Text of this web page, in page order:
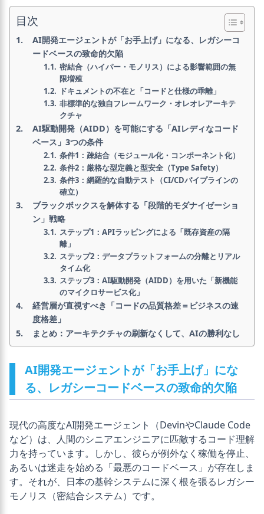
目次
AI開発エージェントが「お手上げ」になる、レガシーコ
ードベースの致命的欠陥
密結合（ハイパー・モノリス）による影響範囲の無
限増殖
ドキュメントの不在と「コードと仕様の乖離」
非標準的な独自フレームワーク・オレオレアーキテ
クチャ
AI駆動開発（AIDD）を可能にする「AIレディなコード
ベース」3つの条件
条件1：疎結合（モジュール化・コンポーネント化）
条件2：厳格な型定義と型安全（Type Safety）
条件3：網羅的な自動テスト（CI/CDパイプラインの
確立）
ブラックボックスを解体する「段階的モダナイゼーショ
ン」戦略
ステップ1：APIラッピングによる「既存資産の隔
離」
ステップ2：データプラットフォームの分離とリアル
タイム化
ステップ3：AI駆動開発（AIDD）を用いた「新機能
のマイクロサービス化」
経営層が直視すべき「コードの品質格差＝ビジネスの速
度格差」
まとめ：アーキテクチャの刷新なくして、AIの勝利なし
AI開発エージェントが「お手上げ」にな
る、レガシーコードベースの致命的欠陥
現代の高度なAI開発エージェント（DevinやClaude Code
など）は、人間のシニアエンジニアに匹敵するコード理解
力を持っています。しかし、彼らが例外なく稼働を停止、
あるいは迷走を始める「最悪のコードベース」が存在しま
す。それが、日本の基幹システムに深く根を張るレガシー
モノリス（密結合システム）です。